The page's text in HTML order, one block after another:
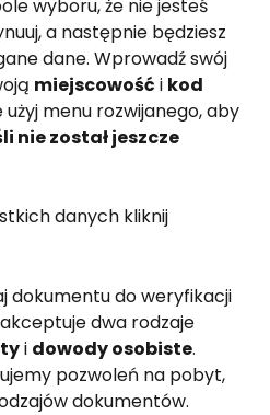
wyboru, że nie jesteś
a następnie będziesz
dane. Wprowadź swój
miejscowość i kod
użyj menu rozwijanego, aby
nie został jeszcze
danych kliknij
dokumentu do weryfikacji
dwa rodzaje
i dowody osobiste.
pozwoleń na pobyt,
dokumentów.